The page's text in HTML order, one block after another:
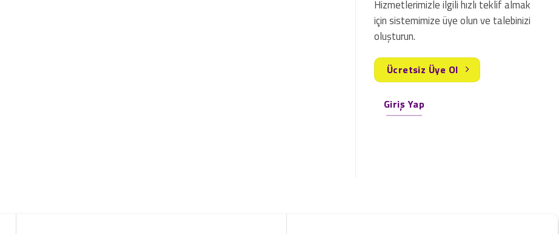
Hizmetlerimizle ilgili hızlı teklif almak
için sistemimize üye olun ve talebinizi
oluşturun.
Ücretsiz Üye Ol
Giriş Yap